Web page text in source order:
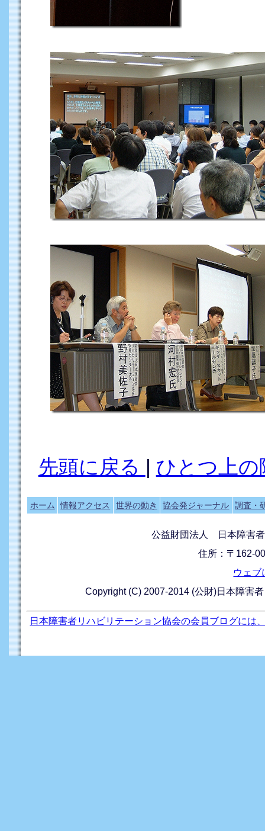
先頭に戻る | ひとつ上の
ホーム 情報アクセス 世界の動き 協会発ジャーナル 調査・
公益財団法人 日本障害
住所：〒162-
ウェブ
Copyright (C) 2007-2014 (公財)日本障害
日本障害者リハビリテーション協会の会員ブログには